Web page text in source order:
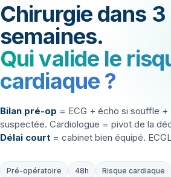
Chirurgie dans 3
semaines.
Qui valide le
cardiaque ?
Bilan pré-op = ECG + écho si souffle +
suspectée. Cardiologue = pivot de la
Délai court = cabinet bien équipé.
Pré-opératoire 48h Risque cardiaque